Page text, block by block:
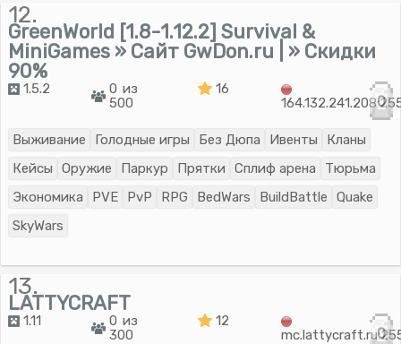
12.
GreenWorld [1.8-1.12.2] Survival &
MiniGames » Сайт GwDon.ru | » Скидки
90%
1.5.2
0 из
500
16
0
Выживание Голодные игры Без Дюпа Ивенты
Кланы
Кейсы
Оружие Паркур Прятки Сплиф арена
Тюрьма
Экономика
PVE PvP RPG BedWars BuildBattle
Quake
SkyWars
13.
LATTYCRAFT
1.11
0 из
300
12
0